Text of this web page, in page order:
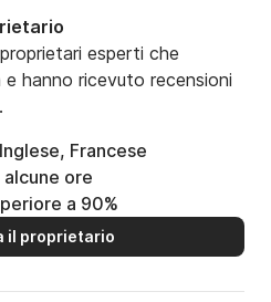
esperti che
hanno ricevuto recensioni
Inglese, Francese
alcune ore
a 90%
il proprietario